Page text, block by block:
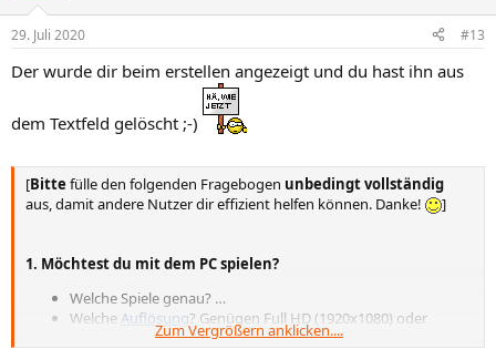
e
:
29. Juli 2020 #13
Der wurde dir beim erstellen angezeigt und du hast ihn aus
dem Textfeld gelöscht ;-)
[Bitte fülle den folgenden Fragebogen unbedingt vollständig
aus, damit andere Nutzer dir effizient helfen können. Danke!
]
1. Möchtest du mit dem PC spielen?
Welche Spiele genau? …
Welche Auflösung? Genügen Full HD (1920x1080) oder
WQHD (2560x1440) oder soll es 4K Ultra HD (3840x2160)
Zum Vergrößern anklicken....